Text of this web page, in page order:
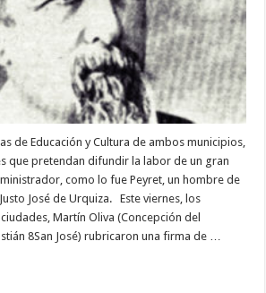
de Educación y Cultura de ambos municipios,
que pretendan difundir la labor de un gran
como lo fue Peyret, un hombre de
José de Urquiza. Este viernes, los
Martín Oliva (Concepción del
8San José) rubricaron una firma de …